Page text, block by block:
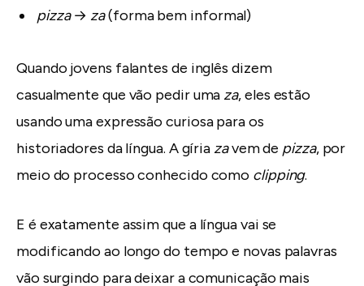
pizza→ za(forma bem informal)
Quando jovens falantes de inglês dizem
casualmente que vão pedir uma za, eles estão
usando uma expressão curiosa para os
historiadores da língua. A gíria zavem de pizza, por
meio do processo conhecido como clipping.
E é exatamente assim que a língua vai se
modificando ao longo do tempo e novas palavras
vão surgindo para deixar a comunicação mais